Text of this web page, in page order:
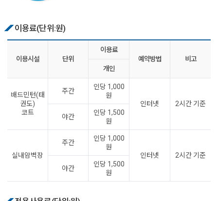
이용료(단위:원)
이용시설 단위
이용료
예약방법
비고
개인
배드민턴(태
권도)
코트
주간
인당 1,000
원
인터넷
2시간 기준
야간
인당 1,500
원
실내암벽장
주간
인당 1,000
원
인터넷
2시간 기준
야간
인당 1,500
원